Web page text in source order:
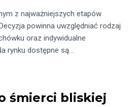
z najważniejszych etapów
powinna uwzględniać rodzaj
oraz indywidualne
rynku dostępne są…
śmierci bliskiej